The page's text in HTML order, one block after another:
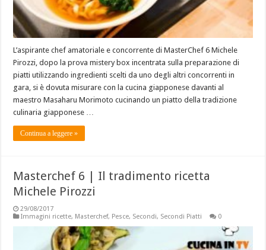
L’aspirante chef amatoriale e concorrente di MasterChef 6 Michele
Pirozzi, dopo la prova mistery box incentrata sulla preparazione di
piatti utilizzando ingredienti scelti da uno degli altri concorrenti in
gara, si è dovuta misurare con la cucina giapponese davanti al
maestro Masaharu Morimoto cucinando un piatto della tradizione
culinaria giapponese …
Continua a leggere »
Masterchef 6 | Il tradimento ricetta
Michele Pirozzi
29/08/2017
Immagini ricette, Masterchef, Pesce, Secondi, Secondi Piatti 0